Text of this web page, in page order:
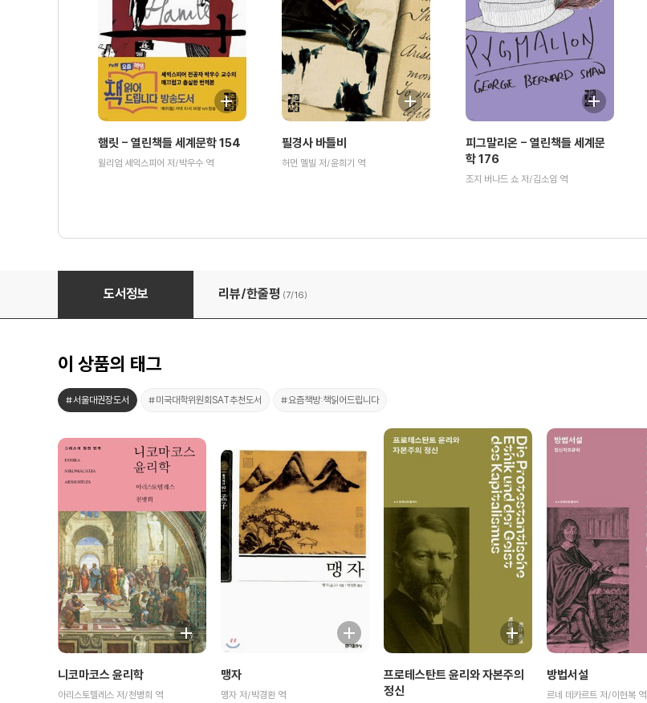
햄릿 - 열린책들 세계문학 154
윌리엄 셰익스피어 저/박우수 역
필경사 바틀비
허먼 멜빌 저/윤희기 역
피그말리온 - 열린책들 세계문
학 176
조지 버나드 쇼 저/김소임 역
신곡 (지옥) - 열린책들 세계문학 093
도서정보 리뷰/한줄평 (7/16)
이 상품의 태그
#서울대권장도서 #미국대학위원회SAT추천도서 #요즘책방:책읽어드립니다
니코마코스 윤리학
아리스토텔레스 저/천병희 역
맹자
맹자 저/박경환 역
프로테스탄트 윤리와 자본주의
정신
방법서설
르네 데카르트 저/이현복 역